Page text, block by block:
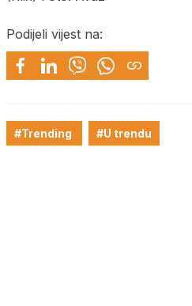
Podijeli vijest na:
#Trending #U trendu